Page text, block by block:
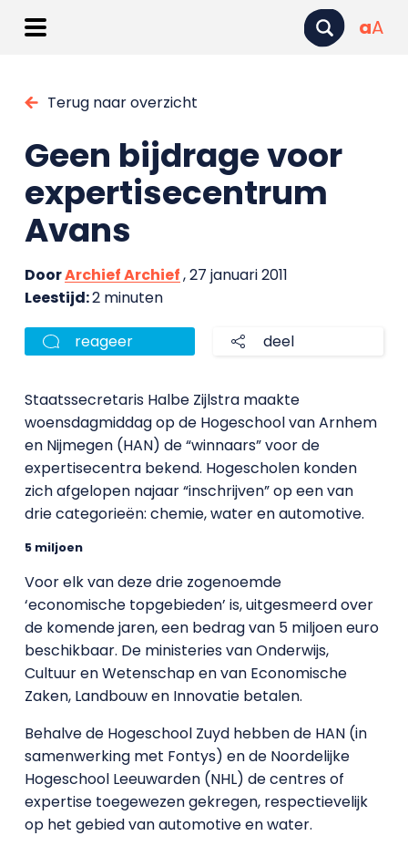
aA
Terug naar overzicht
Geen bijdrage voor
expertisecentrum
Avans
DoorArchief Archief, 27 januari 2011
Leestijd:2 minuten
reageer deel
Staatssecretaris Halbe Zijlstra maakte
woensdagmiddag op de Hogeschool van Arnhem
en Nijmegen (HAN) de “winnaars” voor de
expertisecentra bekend. Hogescholen konden
zich afgelopen najaar “inschrijven” op een van
drie categorieën: chemie, water en automotive.
5 miljoen
Voor elk van deze drie zogenoemde
‘economische topgebieden’ is, uitgesmeerd over
de komende jaren, een bedrag van 5 miljoen euro
beschikbaar. De ministeries van Onderwijs,
Cultuur en Wetenschap en van Economische
Zaken, Landbouw en Innovatie betalen.
Behalve de Hogeschool Zuyd hebben de HAN (in
samenwerking met Fontys) en de Noordelijke
Hogeschool Leeuwarden (NHL) de centres of
expertise toegewezen gekregen, respectievelijk
op het gebied van automotive en water.